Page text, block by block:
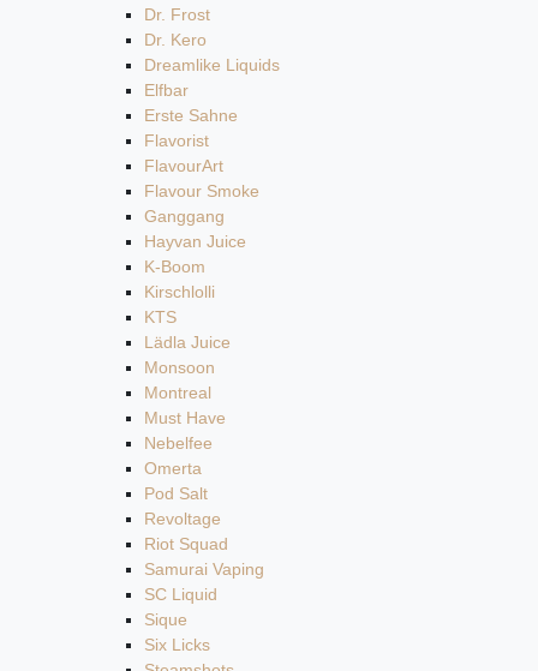
Dr. Frost
Dr. Kero
Dreamlike Liquids
Elfbar
Erste Sahne
Flavorist
FlavourArt
Flavour Smoke
Ganggang
Hayvan Juice
K-Boom
Kirschlolli
KTS
Lädla Juice
Monsoon
Montreal
Must Have
Nebelfee
Omerta
Pod Salt
Revoltage
Riot Squad
Samurai Vaping
SC Liquid
Sique
Six Licks